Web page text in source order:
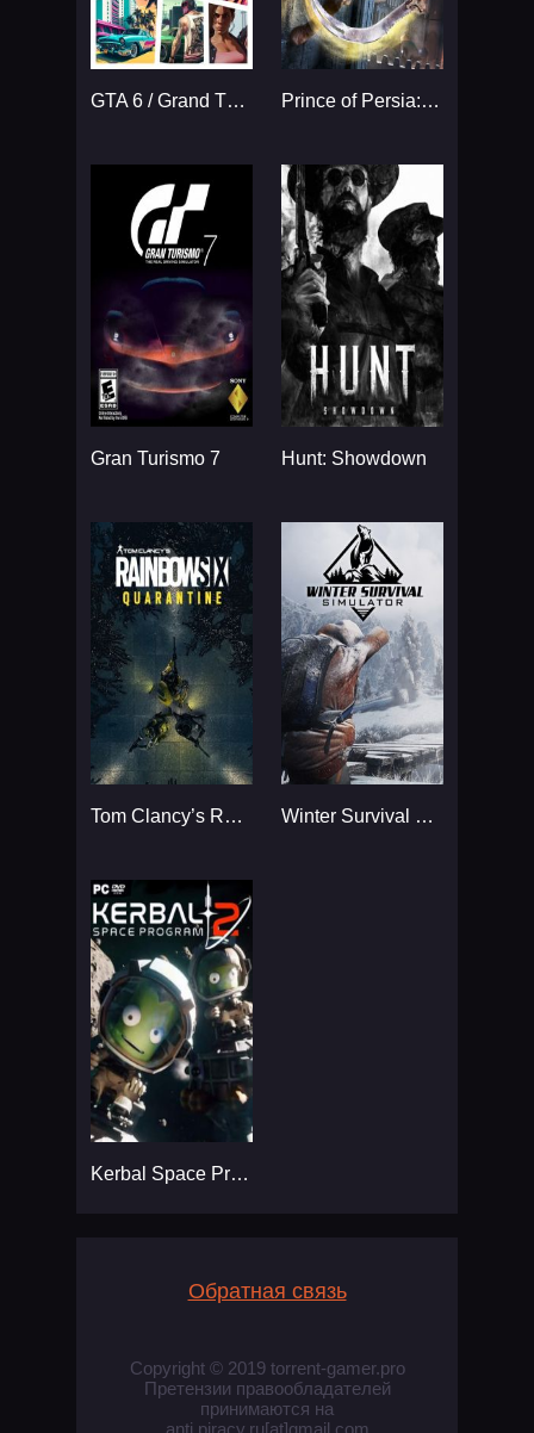
GTA 6 / Grand Theft Auto VI Prince of Persia: The Sands
Gran Turismo 7 Hunt: Showdown
Tom Clancy’s Rainbow Six Winter Survival Simulator
Kerbal Space Program 2
Обратная связь
Copyright © 2019 torrent-gamer.pro
Претензии правообладателей
принимаются на